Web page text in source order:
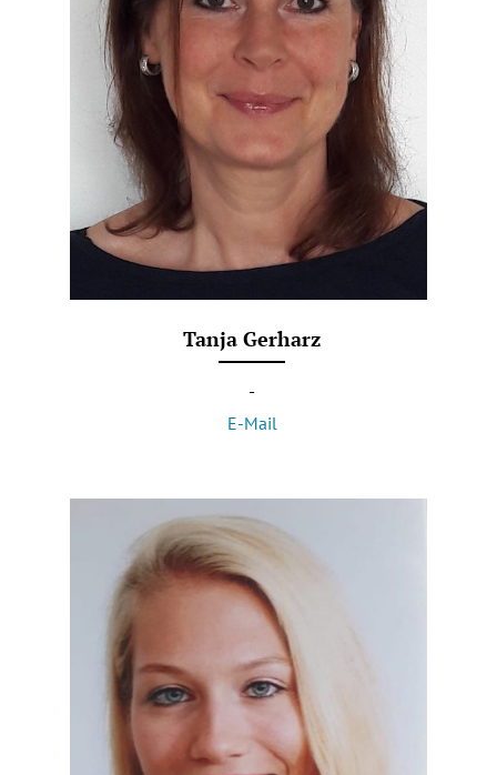
Tanja Gerharz
-
E-Mail